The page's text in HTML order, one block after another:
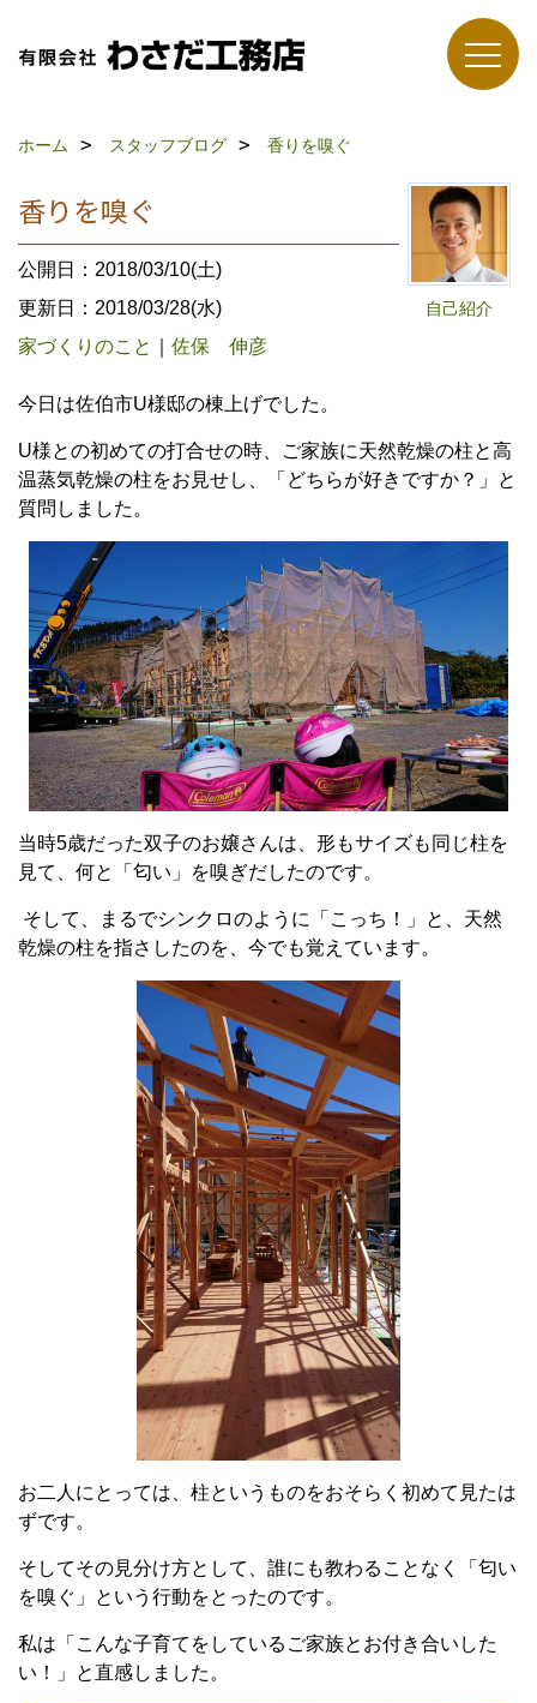
ホーム スタッフブログ 香りを嗅ぐ
自己紹介
香りを嗅ぐ
公開日：2018/03/10(土)
更新日：2018/03/28(水)
家づくりのこと
佐保 伸彦
今日は佐伯市U様邸の棟上げでした。
U様との初めての打合せの時、ご家族に天然乾燥の柱と高
温蒸気乾燥の柱をお見せし、「どちらが好きですか？」と
質問しました。
当時5歳だった双子のお嬢さんは、形もサイズも同じ柱を
見て、何と「匂い」を嗅ぎだしたのです。
そして、まるでシンクロのように「こっち！」と、天然
乾燥の柱を指さしたのを、今でも覚えています。
お二人にとっては、柱というものをおそらく初めて見たは
ずです。
そしてその見分け方として、誰にも教わることなく「匂い
を嗅ぐ」という行動をとったのです。
私は「こんな子育てをしているご家族とお付き合いした
い！」と直感しました。